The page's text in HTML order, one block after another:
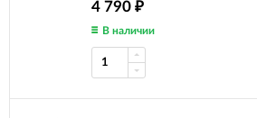
4 790 ₽
В наличии